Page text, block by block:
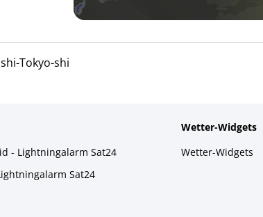
Tokyo-shi
- Lightningalarm Sat24
Sat24
Wetter-Widgets
Wetter-Widgets